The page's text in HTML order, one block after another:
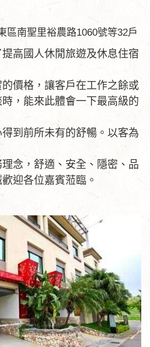
區南聖里裕農路1060號等32戶
高國人休閒旅遊及休息住宿
價格，讓客戶在工作之餘或
，能來此體會一下最高級的
到前所未有的舒暢。以客為
念，舒適、安全、隱密、品
迎各位嘉賓蒞臨。